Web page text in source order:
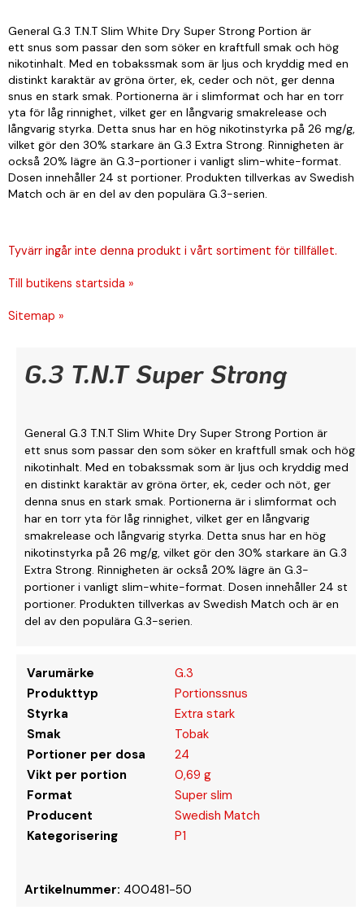
General G.3 T.N.T Slim White Dry Super Strong Portion är
ett snus som passar den som söker en kraftfull smak och hög
nikotinhalt. Med en tobakssmak som är ljus och kryddig med en
distinkt karaktär av gröna örter, ek, ceder och nöt, ger denna
snus en stark smak. Portionerna är i slimformat och har en torr
yta för låg rinnighet, vilket ger en långvarig smakrelease och
långvarig styrka. Detta snus har en hög nikotinstyrka på 26 mg/g,
vilket gör den 30% starkare än G.3 Extra Strong. Rinnigheten är
också 20% lägre än G.3-portioner i vanligt slim-white-format.
Dosen innehåller 24 st portioner. Produkten tillverkas av Swedish
Match och är en del av den populära G.3-serien.
Tyvärr ingår inte denna produkt i vårt sortiment för tillfället.
Till butikens startsida »
Sitemap »
G.3 T.N.T Super Strong
General G.3 T.N.T Slim White Dry Super Strong Portion är
ett snus som passar den som söker en kraftfull smak och hög
nikotinhalt. Med en tobakssmak som är ljus och kryddig med
en distinkt karaktär av gröna örter, ek, ceder och nöt, ger
denna snus en stark smak. Portionerna är i slimformat och
har en torr yta för låg rinnighet, vilket ger en långvarig
smakrelease och långvarig styrka. Detta snus har en hög
nikotinstyrka på 26 mg/g, vilket gör den 30% starkare än G.3
Extra Strong. Rinnigheten är också 20% lägre än G.3-
portioner i vanligt slim-white-format. Dosen innehåller 24 st
portioner. Produkten tillverkas av Swedish Match och är en
del av den populära G.3-serien.
Varumärke
G.3
Produkttyp
Portionssnus
Styrka
Extra stark
Smak
Tobak
Portioner per dosa
24
Vikt per portion
0,69 g
Format
Super slim
Producent
Swedish Match
Kategorisering
P1
Artikelnummer: 400481-50